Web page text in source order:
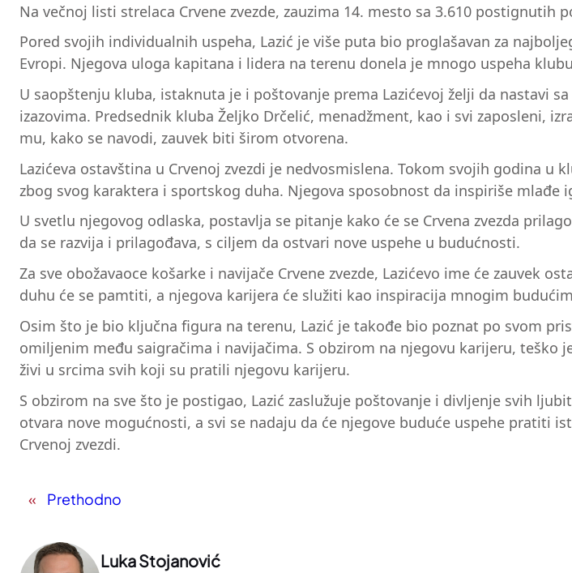
Na večnoj listi strelaca Crvene zvezde, zauzima 14. mesto sa 3.610 postignutih
Pored svojih individualnih uspeha, Lazić je više puta bio proglašavan za
Evropi. Njegova uloga kapitana i lidera na terenu donela je mnogo uspeha
U saopštenju kluba, istaknuta je i poštovanje prema Lazićevoj želji da nastavi
izazovima. Predsednik kluba Željko Drčelić, menadžment, kao i svi zaposleni,
mu, kako se navodi, zauvek biti širom otvorena.
Lazićeva ostavština u Crvenoj zvezdi je nedvosmislena. Tokom svojih godina
zbog svog karaktera i sportskog duha. Njegova sposobnost da inspiriše mlađe
U svetlu njegovog odlaska, postavlja se pitanje kako će se Crvena zvezda
da se razvija i prilagođava, s ciljem da ostvari nove uspehe u budućnosti.
Za sve obožavaoce košarke i navijače Crvene zvezde, Lazićevo ime će zauvek
duhu će se pamtiti, a njegova karijera će služiti kao inspiracija mnogim
Osim što je bio ključna figura na terenu, Lazić je takođe bio poznat po svom
omiljenim među saigračima i navijačima. S obzirom na njegovu karijeru, teško
živi u srcima svih koji su pratili njegovu karijeru.
S obzirom na sve što je postigao, Lazić zaslužuje poštovanje i divljenje svih
otvara nove mogućnosti, a svi se nadaju da će njegove buduće uspehe pratiti
Crvenoj zvezdi.
« Prethodno
Luka Stojanović